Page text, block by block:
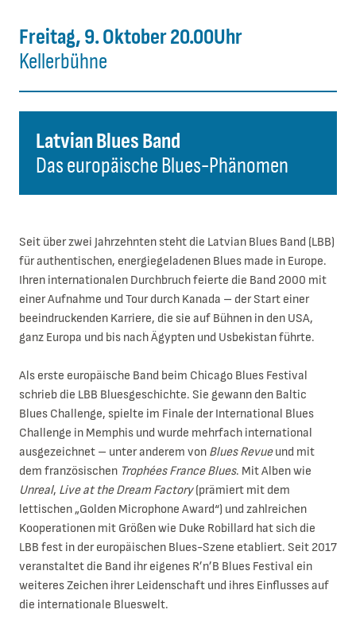
Freitag, 9. Oktober 20.00Uhr
Kellerbühne
Latvian Blues Band
Das europäische Blues-Phänomen
Seit über zwei Jahrzehnten steht die Latvian Blues Band (LBB)
für authentischen, energiegeladenen Blues made in Europe.
Ihren internationalen Durchbruch feierte die Band 2000 mit
einer Aufnahme und Tour durch Kanada – der Start einer
beeindruckenden Karriere, die sie auf Bühnen in den USA,
ganz Europa und bis nach Ägypten und Usbekistan führte.
Als erste europäische Band beim Chicago Blues Festival
schrieb die LBB Bluesgeschichte. Sie gewann den Baltic
Blues Challenge, spielte im Finale der International Blues
Challenge in Memphis und wurde mehrfach international
ausgezeichnet – unter anderem von Blues Revueund mit
dem französischen Trophées France Blues. Mit Alben wie
Unreal, Live at the Dream Factory(prämiert mit dem
lettischen „Golden Microphone Award“) und zahlreichen
Kooperationen mit Größen wie Duke Robillard hat sich die
LBB fest in der europäischen Blues-Szene etabliert. Seit 2017
veranstaltet die Band ihr eigenes R’n’B Blues Festival ein
weiteres Zeichen ihrer Leidenschaft und ihres Einflusses auf
die internationale Blueswelt.